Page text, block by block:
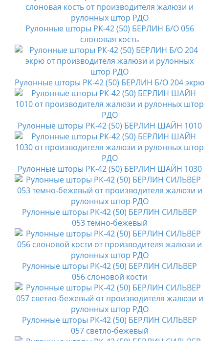
Рулонные шторы РК-42 (50) БЕРЛИН Б/О 056
слоновая кость
Рулонные шторы РК-42 (50) БЕРЛИН Б/О 204 экрю
Рулонные шторы РК-42 (50) БЕРЛИН ШАЙН 1010
Рулонные шторы РК-42 (50) БЕРЛИН ШАЙН 1030
Рулонные шторы РК-42 (50) БЕРЛИН СИЛЬВЕР
053 темно-бежевый
Рулонные шторы РК-42 (50) БЕРЛИН СИЛЬВЕР
056 слоновой кости
Рулонные шторы РК-42 (50) БЕРЛИН СИЛЬВЕР
057 светло-бежевый